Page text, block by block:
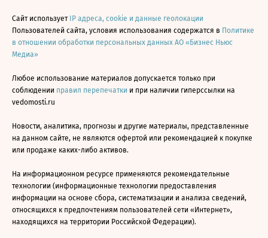
Сайт использует IP адреса, cookie и данные геолокации
Пользователей сайта, условия использования содержатся в Политике
в отношении обработки персональных данных АО «Бизнес Ньюс
Медиа»
Любое использование материалов допускается только при
соблюдении правил перепечатки и при наличии гиперссылки на
vedomosti.ru
Новости, аналитика, прогнозы и другие материалы, представленные
на данном сайте, не являются офертой или рекомендацией к покупке
или продаже каких-либо активов.
На информационном ресурсе применяются рекомендательные
технологии (информационные технологии предоставления
информации на основе сбора, систематизации и анализа сведений,
относящихся к предпочтениям пользователей сети «Интернет»,
находящихся на территории Российской Федерации).